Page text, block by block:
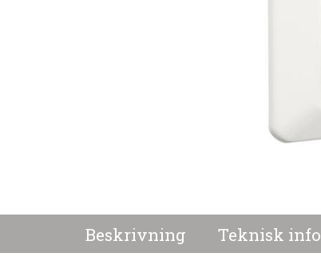
Beskrivning Teknisk info